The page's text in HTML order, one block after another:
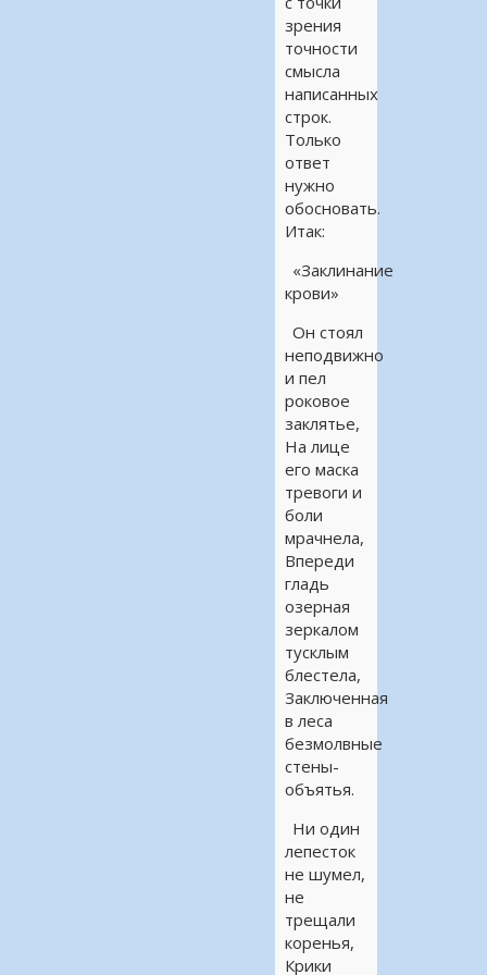
зрения
точности
смысла
написанных
строк.
Только
ответ
нужно
обосновать.
Итак:
«Заклинание
крови»
Он стоял
неподвижно
и пел
роковое
заклятье,
На лице
его маска
тревоги и
боли
мрачнела,
Впереди
гладь
озерная
зеркалом
тусклым
блестела,
Заключенная
в леса
безмолвные
стены-
объятья.
Ни один
лепесток
не шумел,
не
трещали
коренья,
Крики